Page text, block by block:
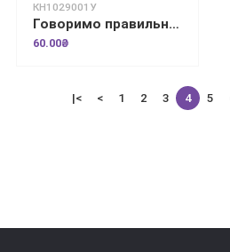
КН1029001У
Говоримо правильно. Відпрацьовуємо С-З
60.00₴
|< < 1 2 3 4 5